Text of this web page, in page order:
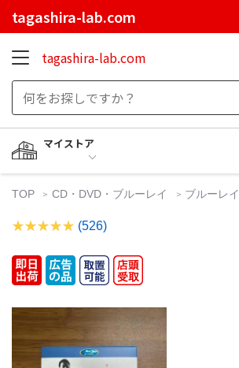
tagashira-lab.com
tagashira-lab.com
マイストア
TOP CD・DVD・ブルーレイ ブルーレイ
(526)